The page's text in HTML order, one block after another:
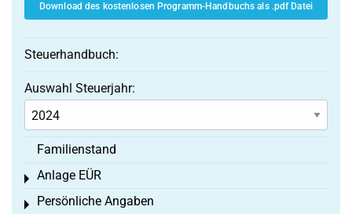
Download des kostenlosen Programm-Handbuchs als .pdf Datei
Steuerhandbuch:
Auswahl Steuerjahr:
Familienstand
Anlage EÜR
Toggle menu
Persönliche Angaben
Toggle menu